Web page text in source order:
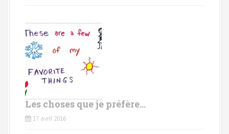
Les choses que je préfère…
17 avril 2016